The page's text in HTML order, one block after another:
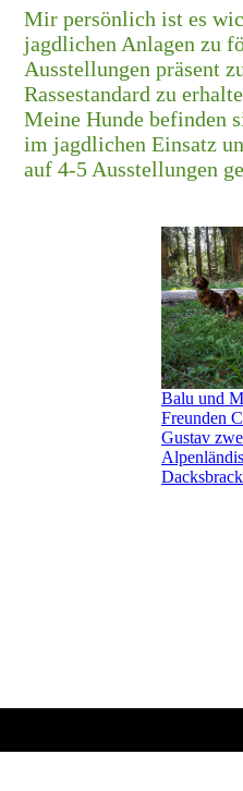
Mir persönlich ist es
jagdlichen Anlagen zu
Ausstellungen präsent
Rassestandard zu
Meine Hunde befinden
im jagdlichen Einsatz
auf 4-5 Ausstellungen
Balu und
Freunden
Gustav